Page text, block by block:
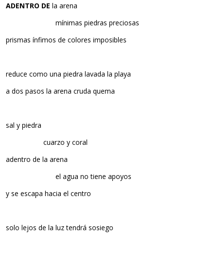
ADENTRO DE la arena
mínimas piedras preciosas
prismas ínfimos de colores imposibles
reduce como una piedra lavada la playa
a dos pasos la arena cruda quema
sal y piedra
cuarzo y coral
adentro de la arena
el agua no tiene apoyos
y se escapa hacia el centro
solo lejos de la luz tendrá sosiego